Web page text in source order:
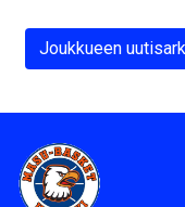
Joukkueen